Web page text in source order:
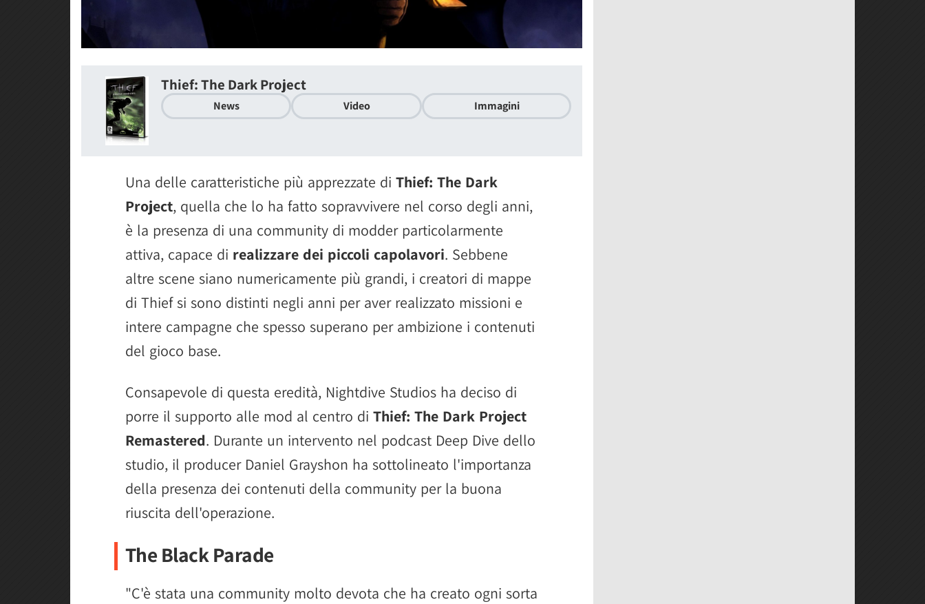
Thief: The Dark Project
News Video Immagini
Una delle caratteristiche più apprezzate di Thief: The Dark
Project, quella che lo ha fatto sopravvivere nel corso degli anni,
è la presenza di una community di modder particolarmente
attiva, capace di realizzare dei piccoli capolavori. Sebbene
altre scene siano numericamente più grandi, i creatori di mappe
di Thief si sono distinti negli anni per aver realizzato missioni e
intere campagne che spesso superano per ambizione i contenuti
del gioco base.
Consapevole di questa eredità, Nightdive Studios ha deciso di
porre il supporto alle mod al centro di Thief: The Dark Project
Remastered. Durante un intervento nel podcast Deep Dive dello
studio, il producer Daniel Grayshon ha sottolineato l'importanza
della presenza dei contenuti della community per la buona
riuscita dell'operazione.
The Black Parade
"C'è stata una community molto devota che ha creato ogni sorta